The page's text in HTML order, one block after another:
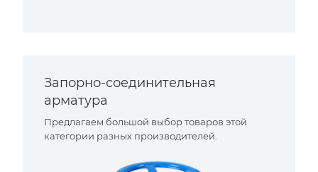
Запорно-соединительная
арматура
Предлагаем большой выбор товаров этой
категории разных производителей.